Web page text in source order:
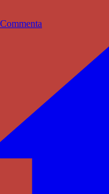
Commenta